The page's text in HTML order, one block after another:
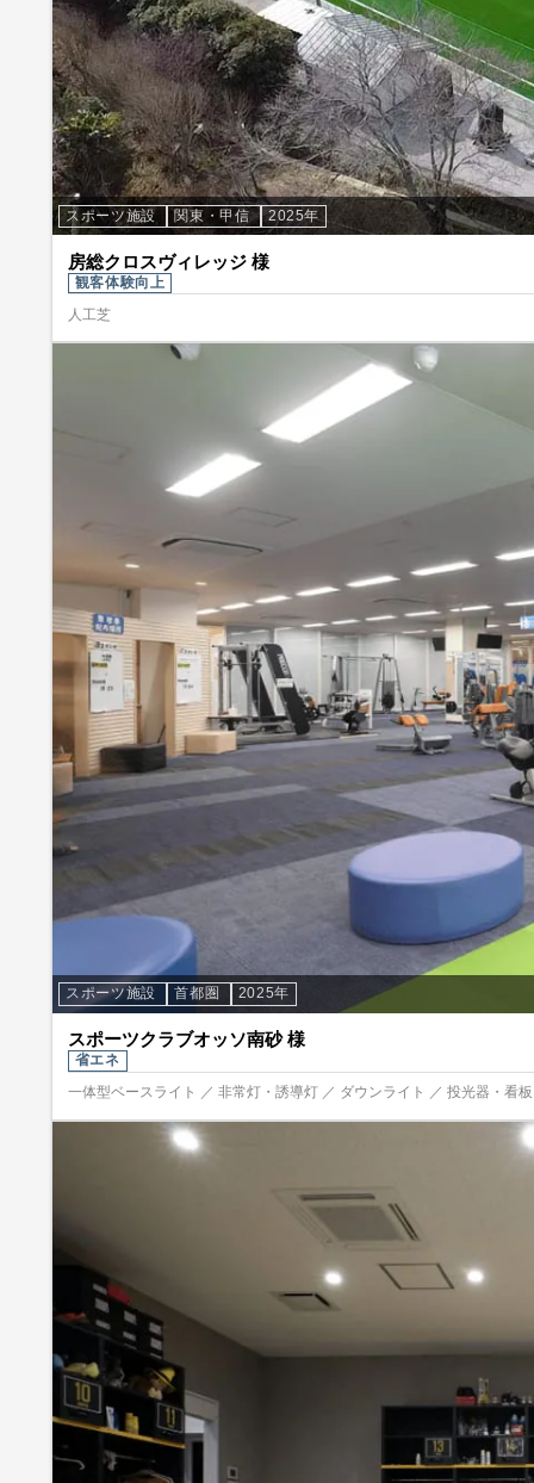
スポーツ施設 関東・甲信 2025年
房総クロスヴィレッジ 様
観客体験向上
人工芝
スポーツ施設 首都圏 2025年
スポーツクラブオッソ南砂 様
省エネ
一体型ベースライト ／ 非常灯・誘導灯 ／ ダウンライト ／ 投光器・看